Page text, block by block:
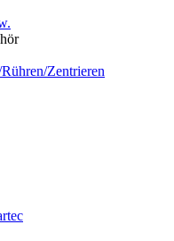
Zentrieren